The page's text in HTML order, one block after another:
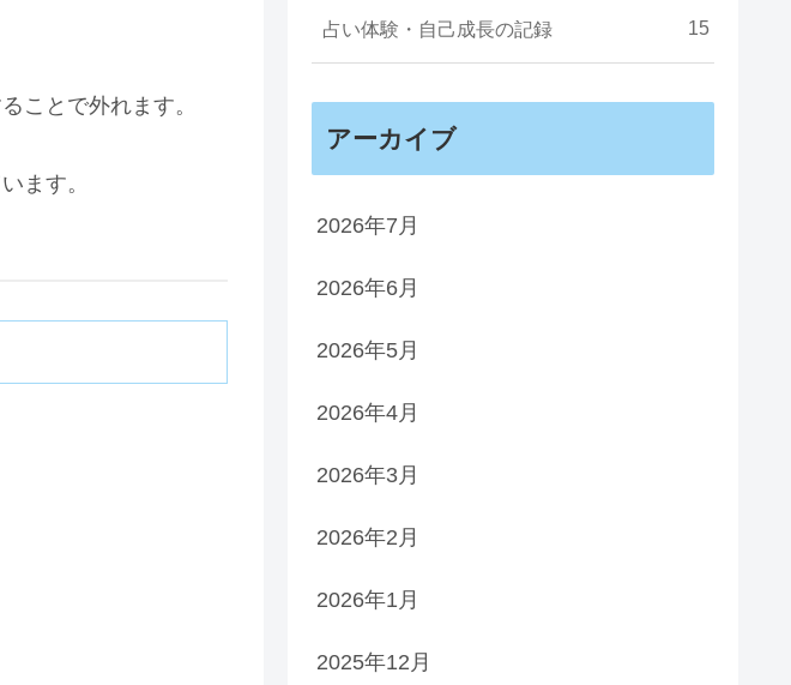
ことで外れます。
ます。
占い体験・自己成長の記録 15
アーカイブ
2026年7月
2026年6月
2026年5月
2026年4月
2026年3月
2026年2月
2026年1月
2025年12月